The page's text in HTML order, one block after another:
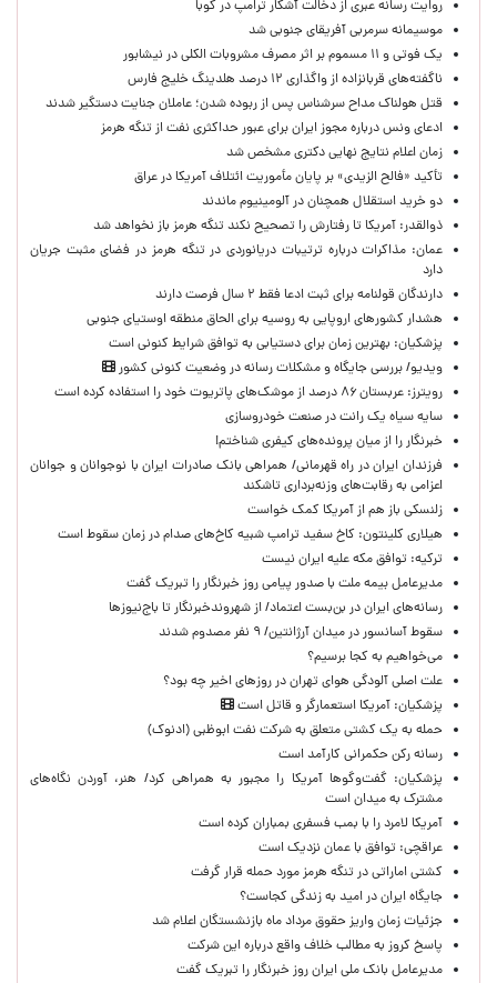
روایت رسانه عبری از دخالت آشکار ترامپ در کوبا
موسیمانه سرمربی آفریقای جنوبی شد
یک فوتی و ۱۱ مسموم بر اثر مصرف مشروبات الکلی در نیشابور
ناگفته‌های قربانزاده از واگذاری ۱۲ درصد هلدینگ خلیج فارس
قتل هولناک مداح سرشناس پس از ربوده شدن؛ عاملان جنایت دستگیر شدند
ادعای ونس درباره مجوز ایران برای عبور حداکثری نفت از تنگه هرمز
زمان اعلام نتایج نهایی دکتری مشخص شد
تأکید «فالح الزیدی» بر پایان مأموریت ائتلاف آمریکا در عراق
دو خرید استقلال همچنان در آلومینیوم ماندند
ذوالقدر: آمریکا تا رفتارش را تصحیح نکند تنگه هرمز باز نخواهد شد
عمان: مذاکرات درباره ترتیبات دریانوردی در تنگه هرمز در فضای مثبت جریان
دارد
دارندگان قولنامه برای ثبت ادعا فقط ۲ سال فرصت دارند
هشدار کشورهای اروپایی به روسیه برای الحاق منطقه اوستیای جنوبی
پزشکیان‌: بهترین زمان برای دستیابی به توافق شرایط کنونی است
ویدیو/ بررسی جایگاه و مشکلات رسانه در وضعیت کنونی کشور
رویترز: عربستان ۸۶ درصد از موشک‌های پاتریوت خود را استفاده کرده است
سایه سیاه یک رانت در صنعت خودروسازی
خبرنگار را از میان پرونده‌های کیفری شناختم!
​فرزندان ایران در راه قهرمانی/ همراهی بانک صادرات ایران با نوجوانان و جوانان
اعزامی به رقابت‌های وزنه‌برداری تاشکند
زلنسکی باز هم از آمریکا کمک خواست
هیلاری کلینتون: کاخ سفید ترامپ شبیه کاخ‌های صدام در زمان سقوط است
ترکیه: توافق مکه علیه ایران نیست
مدیرعامل بیمه ملت با صدور پیامی روز خبرنگار را تبریک گفت
رسانه‌های ایران در بن‌بست اعتماد/ از شهروندخبرنگار تا باج‌نیوزها
سقوط آسانسور در میدان آرژانتین/ ۹ نفر مصدوم شدند
می‌خواهیم به کجا برسیم؟
علت اصلی آلودگی هوای تهران در روزهای اخیر چه بود؟
پزشکیان: آمریکا استعمارگر و قاتل است
حمله به یک کشتی متعلق به شرکت نفت ابوظبی (ادنوک)
رسانه رکن حکمرانی کارآمد است
پزشکیان: گفت‌وگوها آمریکا را مجبور به همراهی کرد/ هنر، آوردن نگاه‌های
مشترک به میدان است
آمریکا لامرد را با بمب فسفری بمباران کرده است
عراقچی: توافق با عمان نزدیک است
کشتی اماراتی در تنگه هرمز مورد حمله قرار گرفت
جایگاه ایران در امید به زندگی کجاست؟
جزئیات زمان واریز حقوق مرداد ماه بازنشستگان اعلام شد
پاسخ کروز به مطالب خلاف واقع درباره این شرکت
مدیرعامل بانک ملی ایران روز خبرنگار را تبریک گفت